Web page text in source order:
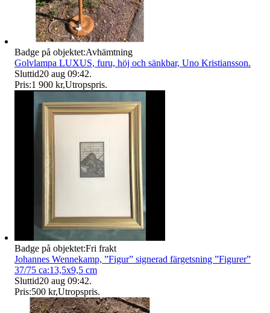
Badge på objektet:Avhämtning
Golvlampa LUXUS, furu, höj och sänkbar, Uno Kristiansson.
Sluttid20 aug 09:42.
Pris:1 900 kr,Utropspris.
Badge på objektet:Fri frakt
Johannes Wennekamp, ”Figur” signerad färgetsning ”Figurer”
37/75 ca:13,5x9,5 cm
Sluttid20 aug 09:42.
Pris:500 kr,Utropspris.